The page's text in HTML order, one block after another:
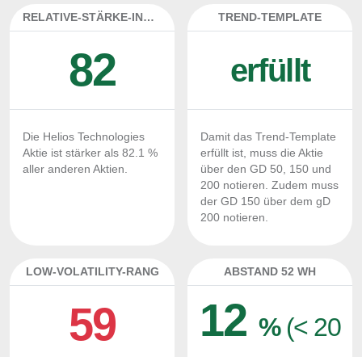
RELATIVE-STÄRKE-INDEX
82
Die Helios Technologies
Aktie ist stärker als 82.1 %
aller anderen Aktien.
TREND-TEMPLATE
erfüllt
Damit das Trend-Template
erfüllt ist, muss die Aktie
über den GD 50, 150 und
200 notieren. Zudem muss
der GD 150 über dem gD
200 notieren.
LOW-VOLATILITY-RANG
59
ABSTAND 52 WH
12% (< 20